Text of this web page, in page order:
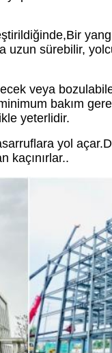
uzun sürebilir,
veya
bakım
yeterlidir.
yol
kaçınırlar..